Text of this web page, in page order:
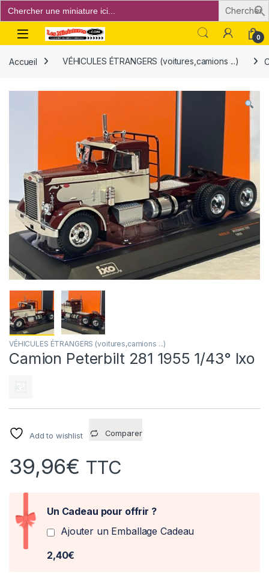
Search
for:
Open 0
Accueil VÉHICULES ÉTRANGERS (voitures,camions ...)
VÉHICULES ÉTRANGERS (voitures,camions ...)
Camion Peterbilt 281 1955 1/43° Ixo
Add to wishlist Comparer
39,96€ TTC
Un Cadeau pour offrir ?
Ajouter un Emballage Cadeau
2,40€